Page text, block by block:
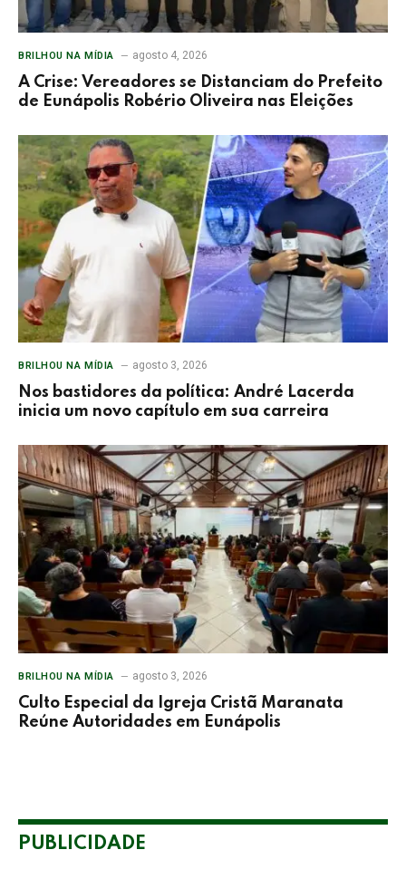
BRILHOU NA MÍDIA agosto 4, 2026
A Crise: Vereadores se Distanciam do Prefeito
de Eunápolis Robério Oliveira nas Eleições
BRILHOU NA MÍDIA agosto 3, 2026
Nos bastidores da política: André Lacerda
inicia um novo capítulo em sua carreira
BRILHOU NA MÍDIA agosto 3, 2026
Culto Especial da Igreja Cristã Maranata
Reúne Autoridades em Eunápolis
PUBLICIDADE